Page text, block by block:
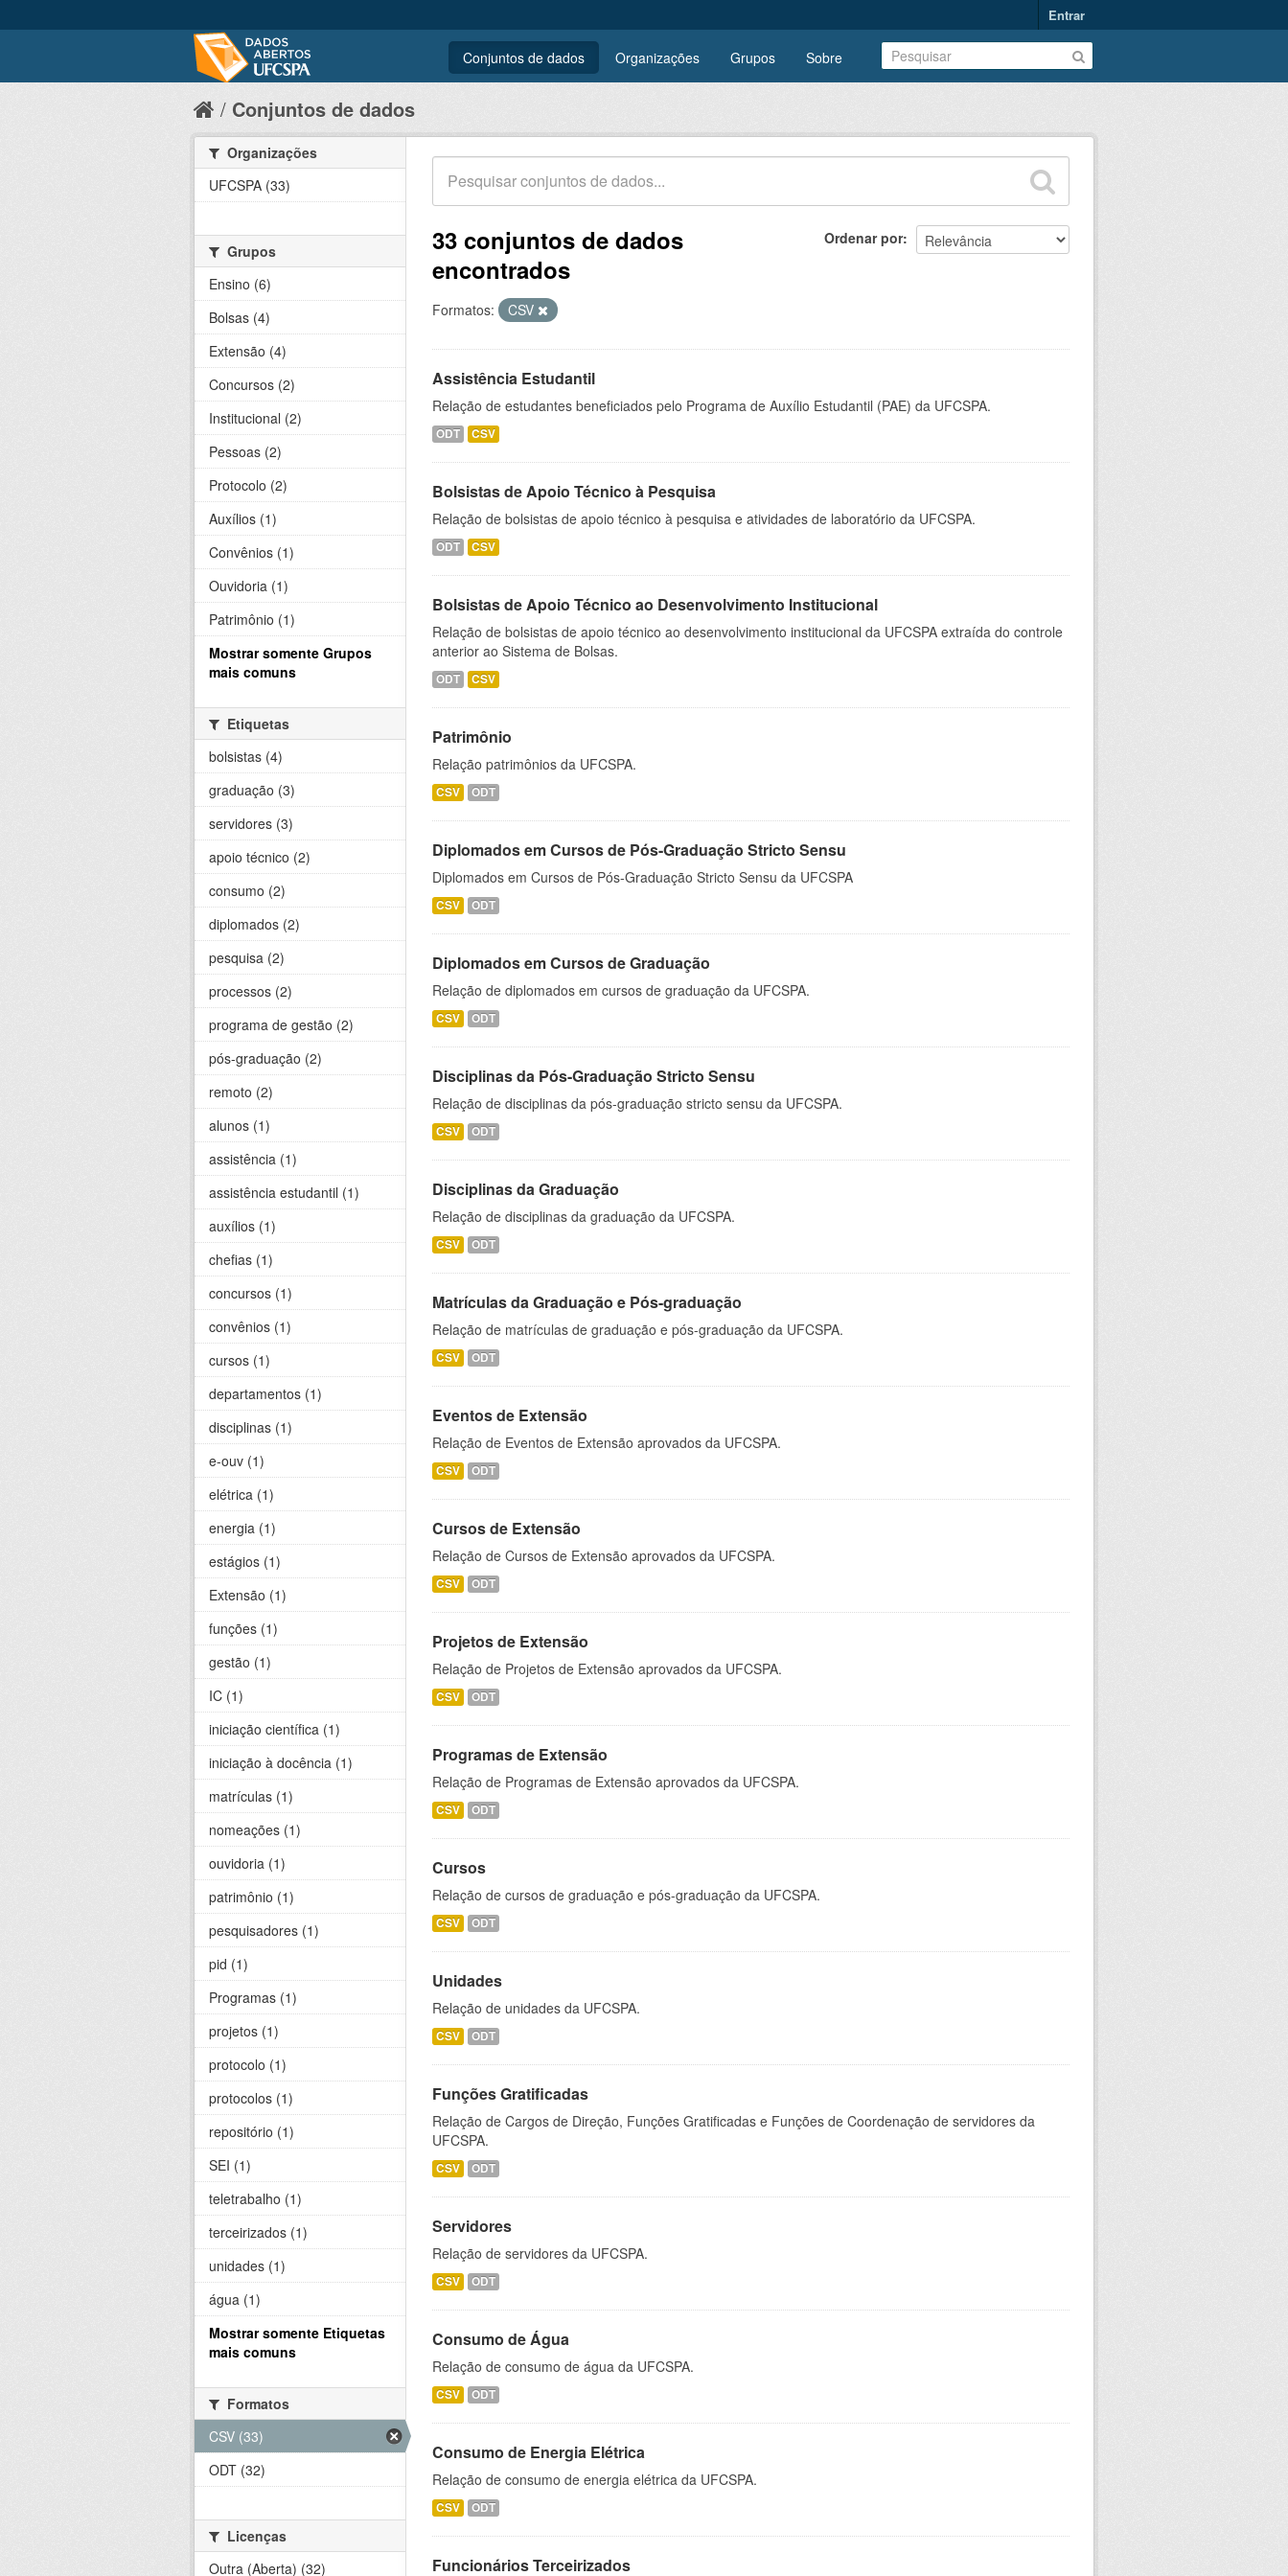
Entrar
Conjuntos de dados Organizações Grupos Sobre
Conjuntos de dados
Ordenar por
33 conjuntos de dados
encontrados
Formatos: CSV
Assistência Estudantil
Relação de estudantes beneficiados pelo Programa de Auxílio Estudantil (PAE) da UFCSPA.
ODT CSV
Bolsistas de Apoio Técnico à Pesquisa
Relação de bolsistas de apoio técnico à pesquisa e atividades de laboratório da UFCSPA.
ODT CSV
Bolsistas de Apoio Técnico ao Desenvolvimento Institucional
Relação de bolsistas de apoio técnico ao desenvolvimento institucional da UFCSPA extraída do controle
anterior ao Sistema de Bolsas.
ODT CSV
Patrimônio
Relação patrimônios da UFCSPA.
CSV ODT
Diplomados em Cursos de Pós-Graduação Stricto Sensu
Diplomados em Cursos de Pós-Graduação Stricto Sensu da UFCSPA
CSV ODT
Diplomados em Cursos de Graduação
Relação de diplomados em cursos de graduação da UFCSPA.
CSV ODT
Disciplinas da Pós-Graduação Stricto Sensu
Relação de disciplinas da pós-graduação stricto sensu da UFCSPA.
CSV ODT
Disciplinas da Graduação
Relação de disciplinas da graduação da UFCSPA.
CSV ODT
Matrículas da Graduação e Pós-graduação
Relação de matrículas de graduação e pós-graduação da UFCSPA.
CSV ODT
Eventos de Extensão
Relação de Eventos de Extensão aprovados da UFCSPA.
CSV ODT
Cursos de Extensão
Relação de Cursos de Extensão aprovados da UFCSPA.
CSV ODT
Projetos de Extensão
Relação de Projetos de Extensão aprovados da UFCSPA.
CSV ODT
Programas de Extensão
Relação de Programas de Extensão aprovados da UFCSPA.
CSV ODT
Cursos
Relação de cursos de graduação e pós-graduação da UFCSPA.
CSV ODT
Unidades
Relação de unidades da UFCSPA.
CSV ODT
Funções Gratificadas
Relação de Cargos de Direção, Funções Gratificadas e Funções de Coordenação de servidores da
UFCSPA.
CSV ODT
Servidores
Relação de servidores da UFCSPA.
CSV ODT
Consumo de Água
Relação de consumo de água da UFCSPA.
CSV ODT
Consumo de Energia Elétrica
Relação de consumo de energia elétrica da UFCSPA.
CSV ODT
Funcionários Terceirizados
Organizações
UFCSPA (33)
Grupos
Ensino (6)
Bolsas (4)
Extensão (4)
Concursos (2)
Institucional (2)
Pessoas (2)
Protocolo (2)
Auxílios (1)
Convênios (1)
Ouvidoria (1)
Patrimônio (1)
Mostrar somente Grupos
mais comuns
Etiquetas
bolsistas (4)
graduação (3)
servidores (3)
apoio técnico (2)
consumo (2)
diplomados (2)
pesquisa (2)
processos (2)
programa de gestão (2)
pós-graduação (2)
remoto (2)
alunos (1)
assistência (1)
assistência estudantil (1)
auxílios (1)
chefias (1)
concursos (1)
convênios (1)
cursos (1)
departamentos (1)
disciplinas (1)
e-ouv (1)
elétrica (1)
energia (1)
estágios (1)
Extensão (1)
funções (1)
gestão (1)
IC (1)
iniciação científica (1)
iniciação à docência (1)
matrículas (1)
nomeações (1)
ouvidoria (1)
patrimônio (1)
pesquisadores (1)
pid (1)
Programas (1)
projetos (1)
protocolo (1)
protocolos (1)
repositório (1)
SEI (1)
teletrabalho (1)
terceirizados (1)
unidades (1)
água (1)
Mostrar somente Etiquetas
mais comuns
Formatos
CSV (33)
ODT (32)
Licenças
Outra (Aberta) (32)